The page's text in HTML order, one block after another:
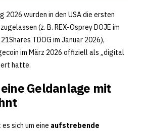
2026 wurden in den USA die ersten
(z. B. REX-Osprey DOJE im
TDOG im Januar 2026),
im März 2026 offiziell als „digital
hatte.
Geldanlage mit
sich um eine aufstrebende